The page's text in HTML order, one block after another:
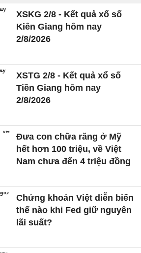
XSKG 2/8 - Kết quả xổ số
Kiên Giang hôm nay
2/8/2026
XSTG 2/8 - Kết quả xổ số
Tiền Giang hôm nay
2/8/2026
Đưa con chữa răng ở Mỹ
hết hơn 100 triệu, về Việt
Nam chưa đến 4 triệu đồng
Chứng khoán Việt diễn biến
thế nào khi Fed giữ nguyên
lãi suất?